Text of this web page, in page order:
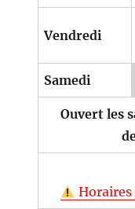
Vendredi
Samedi
Ouvert les
Horaires